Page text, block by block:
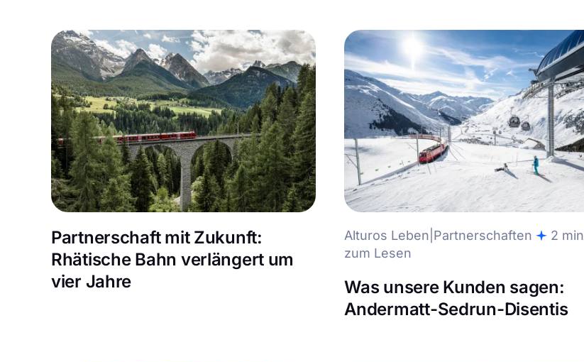
Partnerschaft mit Zukunft:
Rhätische Bahn verlängert um
vier Jahre
Alturos Leben|Partnerschaften
2 min
zum Lesen
Was unsere Kunden sagen:
Andermatt-Sedrun-Disentis